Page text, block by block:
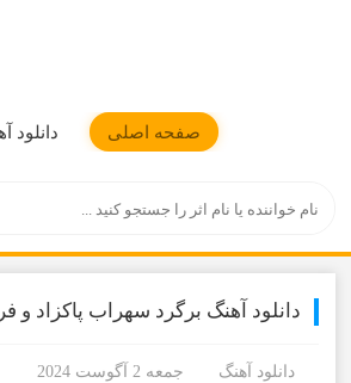
صفحه اصلی دانلود
دانلود آهنگ برگرد سهراب پاکزاد و
دانلود آهنگ جمعه 2 آگوست 2024